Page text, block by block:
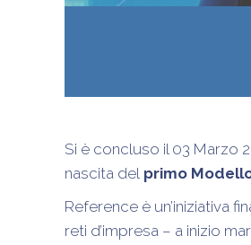
Si è concluso il 03 Marzo
nascita del primo
Reference è un’iniziativa
reti d’impresa – a inizio